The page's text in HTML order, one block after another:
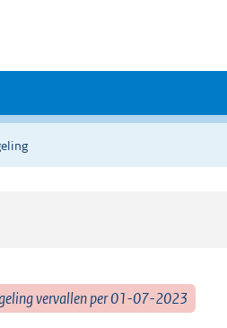
vervallen per 01-07-2023